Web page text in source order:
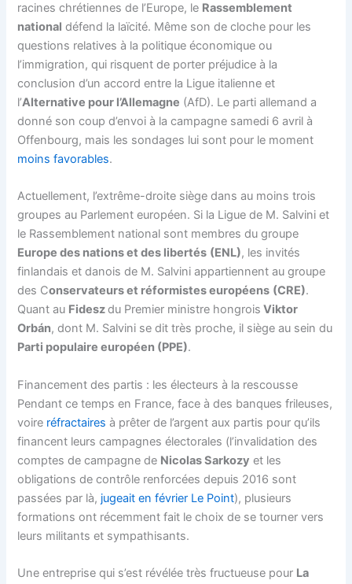
racines chrétiennes de l’Europe, le Rassemblement
national défend la laïcité. Même son de cloche pour les
questions relatives à la politique économique ou
l’immigration, qui risquent de porter préjudice à la
conclusion d’un accord entre la Ligue italienne et
l’Alternative pour l’Allemagne (AfD). Le parti allemand a
donné son coup d’envoi à la campagne samedi 6 avril à
Offenbourg, mais les sondages lui sont pour le moment
moins favorables.
Actuellement, l’extrême-droite siège dans au moins trois
groupes au Parlement européen. Si la Ligue de M. Salvini et
le Rassemblement national sont membres du groupe
Europe des nations et des libertés (ENL), les invités
finlandais et danois de M. Salvini appartiennent au groupe
des Conservateurs et réformistes européens (CRE).
Quant au Fideszdu Premier ministre hongrois Viktor
Orbán, dont M. Salvini se dit très proche, il siège au sein du
Parti populaire européen (PPE).
Financement des partis : les électeurs à la rescousse
Pendant ce temps en France, face à des banques frileuses,
voire réfractaires à prêter de l’argent aux partis pour qu’ils
financent leurs campagnes électorales (l’invalidation des
comptes de campagne de Nicolas Sarkozy et les
obligations de contrôle renforcées depuis 2016 sont
passées par là, jugeait en février Le Point), plusieurs
formations ont récemment fait le choix de se tourner vers
leurs militants et sympathisants.
Une entreprise qui s’est révélée très fructueuse pour La